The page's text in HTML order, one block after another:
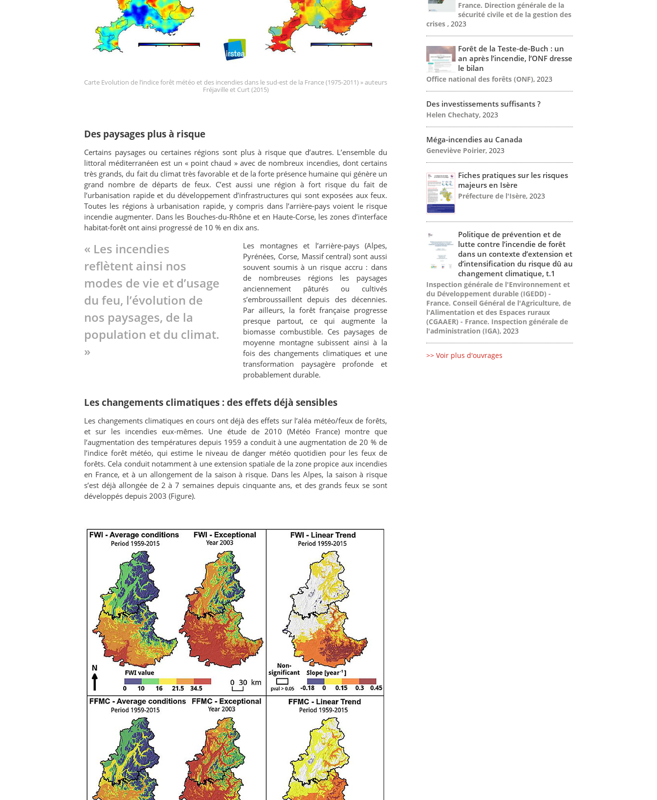
Carte Evolution de l’indice forêt météo et des incendies dans le sud-est de la France (1975-2011) » auteurs
Fréjaville et Curt (2015)
Des paysages plus à risque
Certains paysages ou certaines régions sont plus à risque que d’autres. L’ensemble du
littoral méditerranéen est un « point chaud » avec de nombreux incendies, dont certains
très grands, du fait du climat très favorable et de la forte présence humaine qui génère un
grand nombre de départs de feux. C’est aussi une région à fort risque du fait de
l’urbanisation rapide et du développement d’infrastructures qui sont exposées aux feux.
Toutes les régions à urbanisation rapide, y compris dans l’arrière-pays voient le risque
incendie augmenter. Dans les Bouches-du-Rhône et en Haute-Corse, les zones d’interface
habitat-forêt ont ainsi progressé de 10 % en dix ans.
« Les incendies
reflètent ainsi nos
modes de vie et d’usage
du feu, l’évolution de
nos paysages, de la
population et du climat.
»
Les montagnes et l’arrière-pays (Alpes,
Pyrénées, Corse, Massif central) sont aussi
souvent soumis à un risque accru : dans
de nombreuses régions les paysages
anciennement pâturés ou cultivés
s’embroussaillent depuis des décennies.
Par ailleurs, la forêt française progresse
presque partout, ce qui augmente la
biomasse combustible. Ces paysages de
moyenne montagne subissent ainsi à la
fois des changements climatiques et une
transformation paysagère profonde et
probablement durable.
Les changements climatiques : des effets déjà sensibles
Les changements climatiques en cours ont déjà des effets sur l’aléa météo/feux de forêts,
et sur les incendies eux-mêmes. Une étude de 2010 (Météo France) montre que
l’augmentation des températures depuis 1959 a conduit à une augmentation de 20 % de
l’indice forêt météo, qui estime le niveau de danger météo quotidien pour les feux de
forêts. Cela conduit notamment à une extension spatiale de la zone propice aux incendies
en France, et à un allongement de la saison à risque. Dans les Alpes, la saison à risque
s’est déjà allongée de 2 à 7 semaines depuis cinquante ans, et des grands feux se sont
développés depuis 2003 (Figure).
France. Direction générale de la
sécurité civile et de la gestion des
crises , 2023
Forêt de la Teste-de-Buch : un
an après l’incendie, l’ONF dresse
le bilan
Office national des forêts (ONF), 2023
Des investissements suffisants ?
Helen Chechaty, 2023
Méga-incendies au Canada
Geneviève Poirier, 2023
Fiches pratiques sur les risques
majeurs en Isère
Préfecture de l'Isère, 2023
Politique de prévention et de
lutte contre l’incendie de forêt
dans un contexte d’extension et
d’intensification du risque dû au
changement climatique, t.1
Inspection générale de l'Environnement et
du Développement durable (IGEDD) -
France. Conseil Général de l'Agriculture, de
l'Alimentation et des Espaces ruraux
(CGAAER) - France. Inspection générale de
l'administration (IGA), 2023
>> Voir plus d'ouvrages